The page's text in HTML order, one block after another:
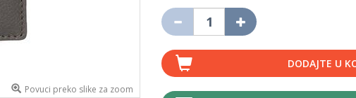
Povuci preko slike za zoom
DODAJTE U